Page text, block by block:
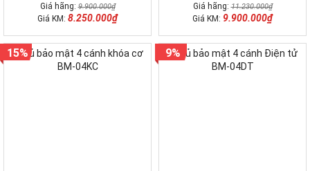
Giá hãng:9.900.000₫
Giá KM: 8.250.000₫
Giá hãng:11.230.000₫
Giá KM: 9.900.000₫
15% 9%